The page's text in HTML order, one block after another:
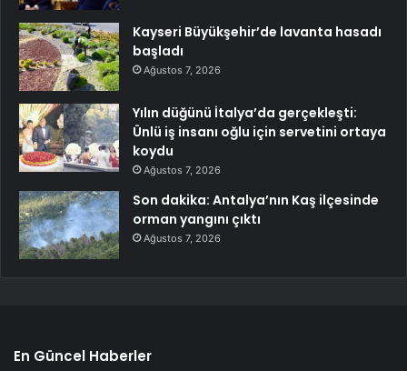
Kayseri Büyükşehir’de lavanta hasadı
başladı
Ağustos 7, 2026
Yılın düğünü İtalya’da gerçekleşti:
Ünlü iş insanı oğlu için servetini ortaya
koydu
Ağustos 7, 2026
Son dakika: Antalya’nın Kaş ilçesinde
orman yangını çıktı
Ağustos 7, 2026
En Güncel Haberler